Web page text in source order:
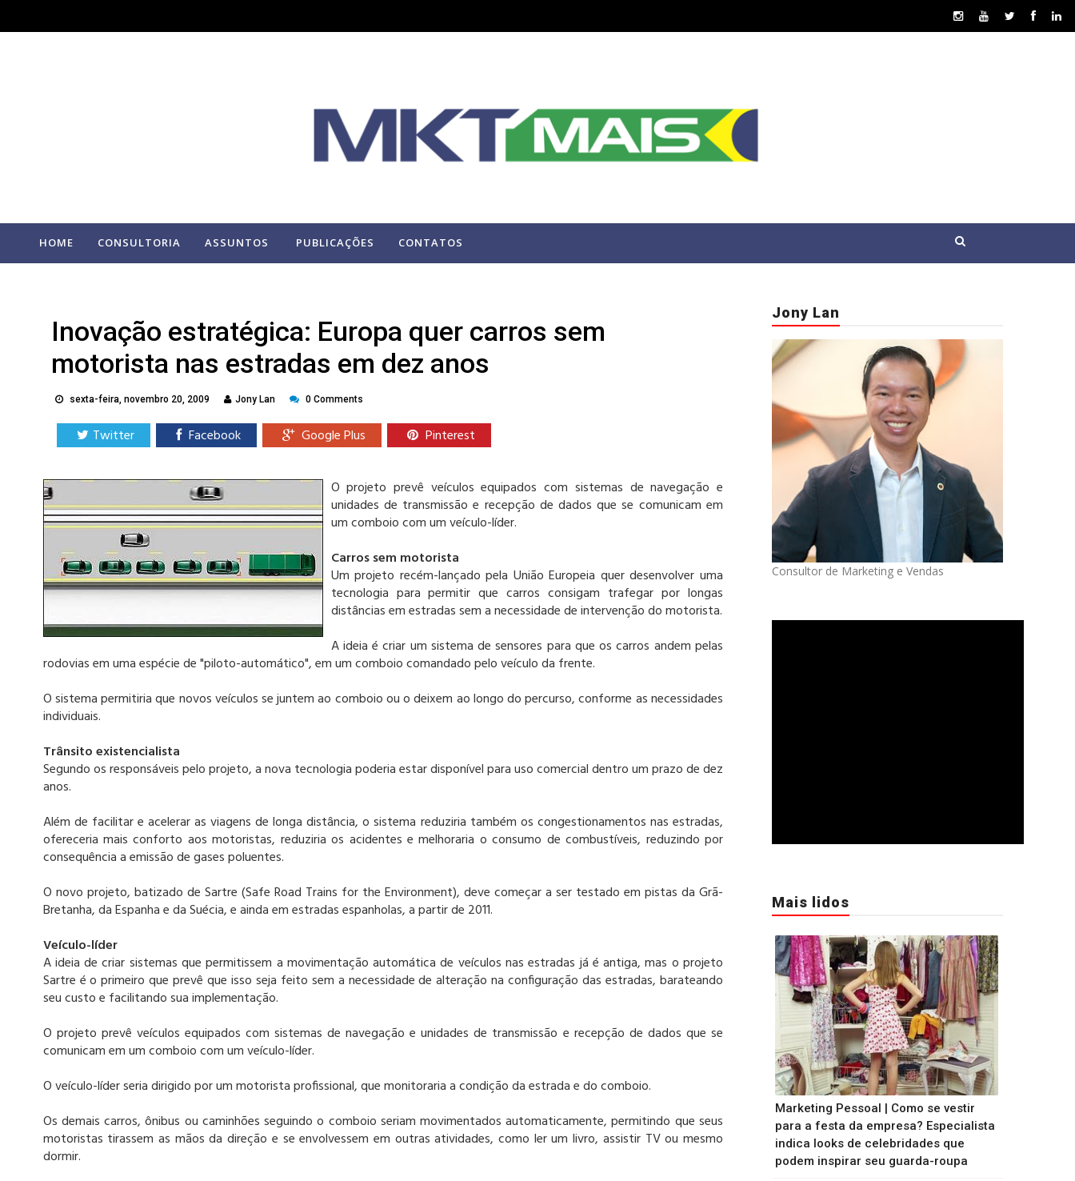
HOME CONSULTORIA ASSUNTOS PUBLICAÇÕES CONTATOS
Inovação estratégica: Europa quer carros sem
motorista nas estradas em dez anos
sexta-feira, novembro 20, 2009 Jony Lan 0 Comments
Twitter Facebook Google Plus Pinterest
O projeto prevê veículos equipados com sistemas de navegação e
unidades de transmissão e recepção de dados que se comunicam em
um comboio com um veículo-líder.
Carros sem motorista
Um projeto recém-lançado pela União Europeia quer desenvolver uma
tecnologia para permitir que carros consigam trafegar por longas
distâncias em estradas sem a necessidade de intervenção do motorista.
A ideia é criar um sistema de sensores para que os carros andem pelas
rodovias em uma espécie de "piloto-automático", em um comboio comandado pelo veículo da frente.
O sistema permitiria que novos veículos se juntem ao comboio ou o deixem ao longo do percurso, conforme as necessidades
individuais.
Trânsito existencialista
Segundo os responsáveis pelo projeto, a nova tecnologia poderia estar disponível para uso comercial dentro um prazo de dez
anos.
Além de facilitar e acelerar as viagens de longa distância, o sistema reduziria também os congestionamentos nas estradas,
ofereceria mais conforto aos motoristas, reduziria os acidentes e melhoraria o consumo de combustíveis, reduzindo por
consequência a emissão de gases poluentes.
O novo projeto, batizado de Sartre (Safe Road Trains for the Environment), deve começar a ser testado em pistas da Grã-
Bretanha, da Espanha e da Suécia, e ainda em estradas espanholas, a partir de 2011.
Veículo-líder
A ideia de criar sistemas que permitissem a movimentação automática de veículos nas estradas já é antiga, mas o projeto
Sartre é o primeiro que prevê que isso seja feito sem a necessidade de alteração na configuração das estradas, barateando
seu custo e facilitando sua implementação.
O projeto prevê veículos equipados com sistemas de navegação e unidades de transmissão e recepção de dados que se
comunicam em um comboio com um veículo-líder.
O veículo-líder seria dirigido por um motorista profissional, que monitoraria a condição da estrada e do comboio.
Os demais carros, ônibus ou caminhões seguindo o comboio seriam movimentados automaticamente, permitindo que seus
motoristas tirassem as mãos da direção e se envolvessem em outras atividades, como ler um livro, assistir TV ou mesmo
dormir.
Jony Lan
Consultor de Marketing e Vendas
Mais lidos
Marketing Pessoal | Como se vestir
para a festa da empresa? Especialista
indica looks de celebridades que
podem inspirar seu guarda-roupa